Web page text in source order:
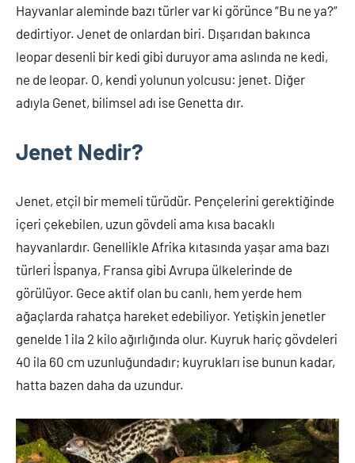
Hayvanlar aleminde bazı türler var ki görünce “Bu ne ya?”
dedirtiyor. Jenet de onlardan biri. Dışarıdan bakınca
leopar desenli bir kedi gibi duruyor ama aslında ne kedi,
ne de leopar. O, kendi yolunun yolcusu: jenet. Diğer
adıyla Genet, bilimsel adı ise Genetta dır.
Jenet Nedir?
Jenet, etçil bir memeli türüdür. Pençelerini gerektiğinde
içeri çekebilen, uzun gövdeli ama kısa bacaklı
hayvanlardır. Genellikle Afrika kıtasında yaşar ama bazı
türleri İspanya, Fransa gibi Avrupa ülkelerinde de
görülüyor. Gece aktif olan bu canlı, hem yerde hem
ağaçlarda rahatça hareket edebiliyor. Yetişkin jenetler
genelde 1 ila 2 kilo ağırlığında olur. Kuyruk hariç gövdeleri
40 ila 60 cm uzunluğundadır; kuyrukları ise bunun kadar,
hatta bazen daha da uzundur.